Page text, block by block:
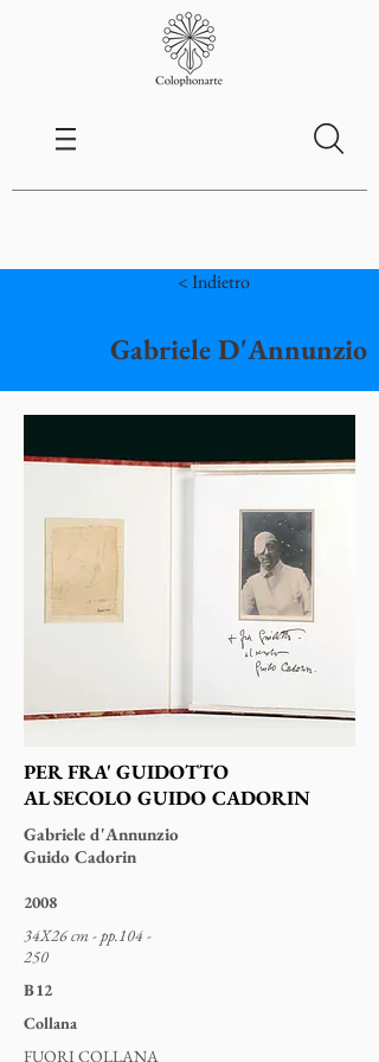
< Indietro
Gabriele D'Annunzio
PER FRA' GUIDOTTO
AL SECOLO GUIDO CADORIN
Gabriele d'Annunzio
Guido Cadorin
2008
34X26 cm - pp.104 -
250
B12
Collana
FUORI COLLANA